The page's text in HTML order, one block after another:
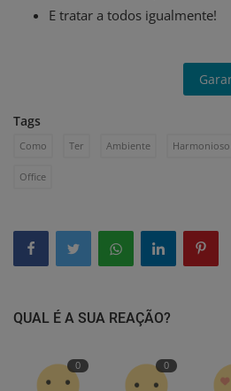
E tratar a todos igualmente!
Tags
Como Ter Ambiente Harmonioso
Office
QUAL É A SUA REAÇÃO?
0 0